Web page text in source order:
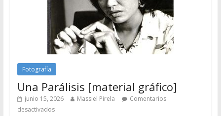
Fotografía
Una Parálisis [material gráfico]
junio 15, 2026 Massiel Pirela
Comentarios
desactivados